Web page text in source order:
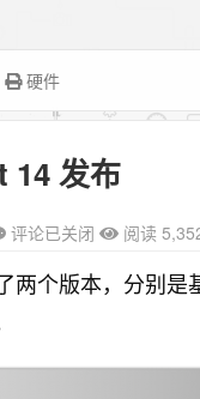
硬件
14 发布
评论已关闭 阅读
个版本，分别是